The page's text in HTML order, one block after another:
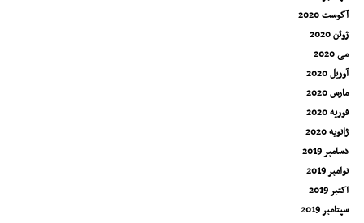
آگوست 2020
ژوئن 2020
می 2020
آوریل 2020
مارس 2020
فوریه 2020
ژانویه 2020
دسامبر 2019
نوامبر 2019
اکتبر 2019
سپتامبر 2019